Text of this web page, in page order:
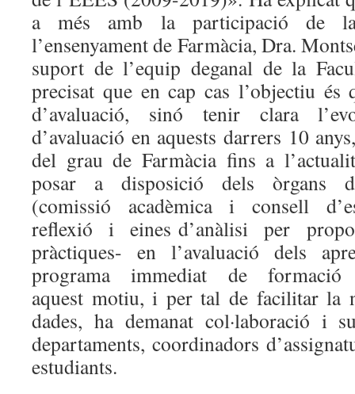
a més amb la participació de
l’ensenyament de Farmàcia, Dra.
suport de l’equip deganal de la
precisat que en cap cas l’objectiu és
d’avaluació, sinó tenir clara
d’avaluació en aquests darrers 10
del grau de Farmàcia fins a
posar a disposició dels òrgans
(comissió acadèmica i consell
reflexió i eines d’anàlisi per
pràctiques- en l’avaluació dels
programa immediat de formació
aquest motiu, i per tal de facilitar la
dades, ha demanat col·laboració i
departaments, coordinadors
estudiants.